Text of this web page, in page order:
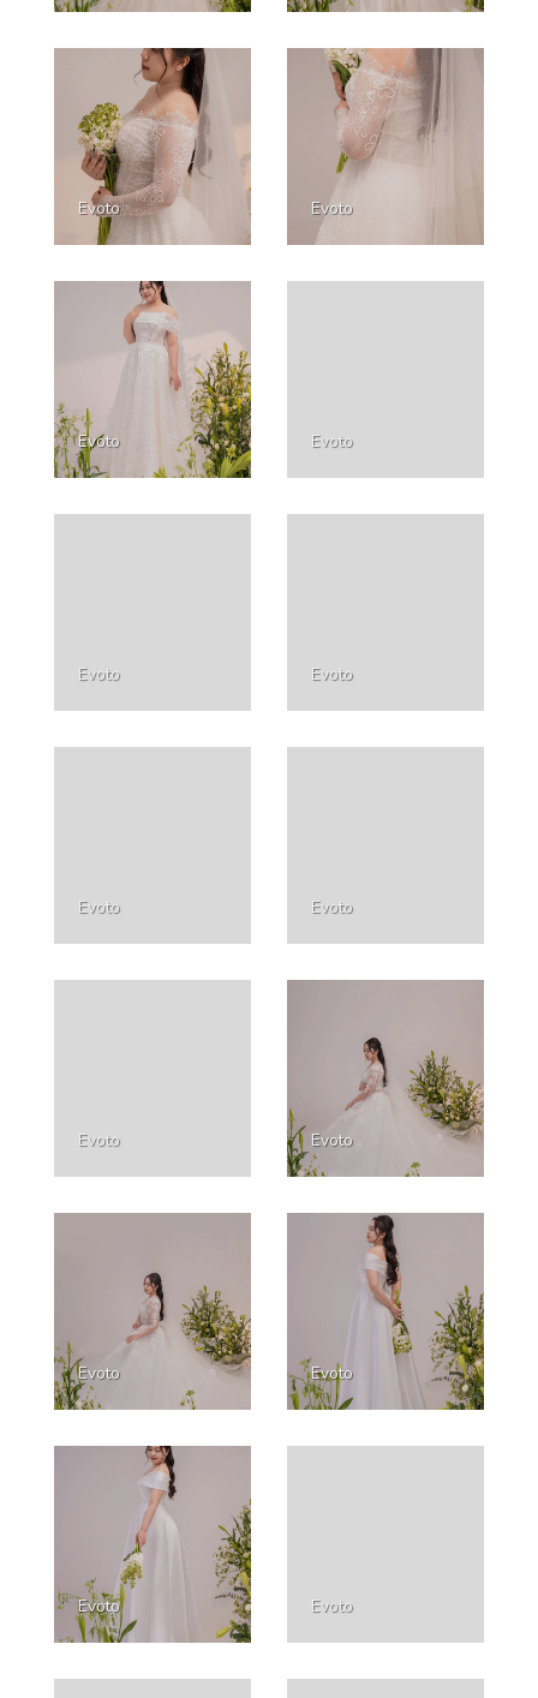
Evoto Evoto
Evoto Evoto
Evoto Evoto
Evoto Evoto
Evoto Evoto
Evoto Evoto
Evoto Evoto